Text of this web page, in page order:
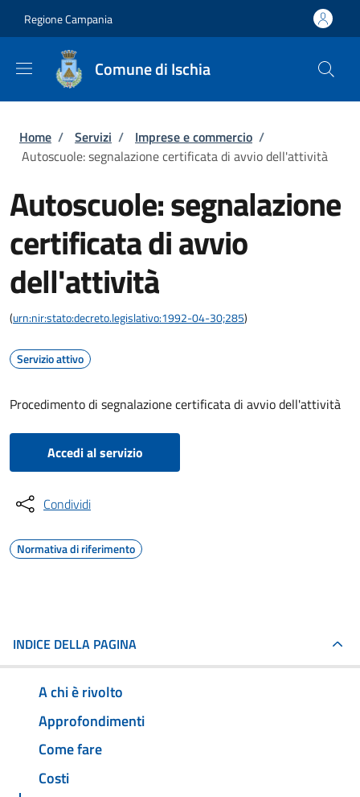
Regione Campania
Comune di Ischia
Briciole di pane
Home / Servizi / Imprese e commercio /
Autoscuole: segnalazione certificata di avvio dell'attività
Autoscuole: segnalazione
certificata di avvio
dell'attività
(urn:nir:stato:decreto.legislativo:1992-04-30;285)
Servizio attivo
Procedimento di segnalazione certificata di avvio dell'attività
Accedi al servizio
Condividi
Normativa di riferimento
INDICE DELLA PAGINA
A chi è rivolto
Approfondimenti
Come fare
Costi